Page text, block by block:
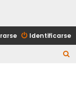
Identificarse